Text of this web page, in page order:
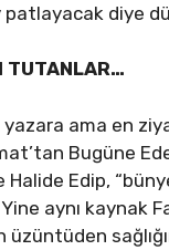
diye
TUTANLAR…
ama en
Bugüne
Halide Edip,
aynı kaynak
üzüntüden